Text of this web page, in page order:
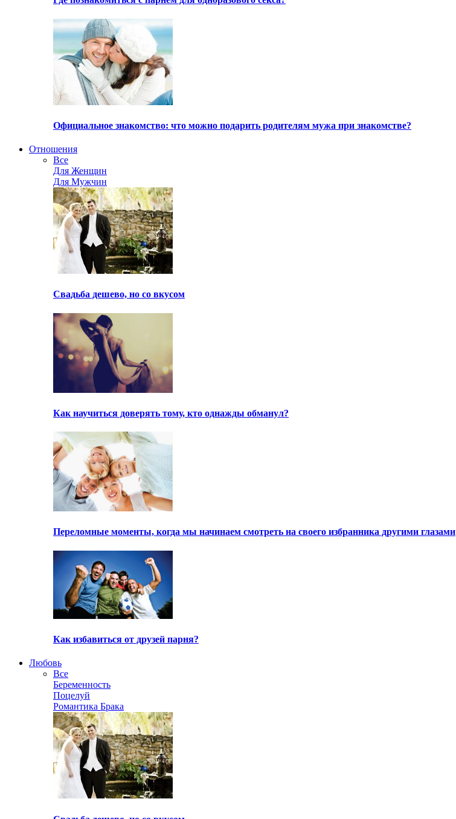
Официальное знакомство: что можно подарить родителям мужа при знакомстве?
Отношения
Все
Для Женщин
Для Мужчин
Свадьба дешево, но со вкусом
Как научиться доверять тому, кто однажды обманул?
Переломные моменты, когда мы начинаем смотреть на своего избранника другими глазами
Как избавиться от друзей парня?
Любовь
Все
Беременность
Поцелуй
Романтика Брака